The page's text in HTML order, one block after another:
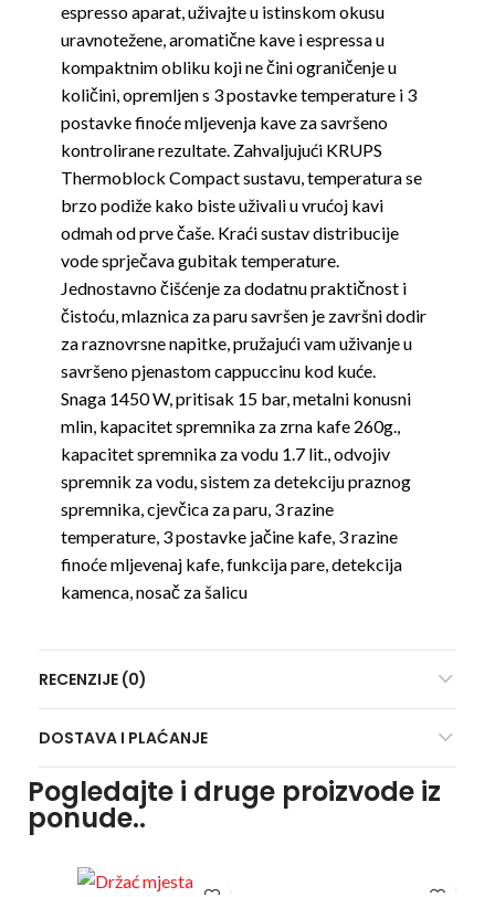
espresso aparat, uživajte u istinskom okusu
uravnotežene, aromatične kave i espressa u
kompaktnim obliku koji ne čini ograničenje u
količini, opremljen s 3 postavke temperature i 3
postavke finoće mljevenja kave za savršeno
kontrolirane rezultate. Zahvaljujući KRUPS
Thermoblock Compact sustavu, temperatura se
brzo podiže kako biste uživali u vrućoj kavi
odmah od prve čaše. Kraći sustav distribucije
vode sprječava gubitak temperature.
Jednostavno čišćenje za dodatnu praktičnost i
čistoću, mlaznica za paru savršen je završni dodir
za raznovrsne napitke, pružajući vam uživanje u
savršeno pjenastom cappuccinu kod kuće.
Snaga 1450 W, pritisak 15 bar, metalni konusni
mlin, kapacitet spremnika za zrna kafe 260g.,
kapacitet spremnika za vodu 1.7 lit., odvojiv
spremnik za vodu, sistem za detekciju praznog
spremnika, cjevčica za paru, 3 razine
temperature, 3 postavke jačine kafe, 3 razine
finoće mljevenaj kafe, funkcija pare, detekcija
kamenca, nosač za šalicu
RECENZIJE (0)
DOSTAVA I PLAĆANJE
Pogledajte i druge proizvode iz
ponude..